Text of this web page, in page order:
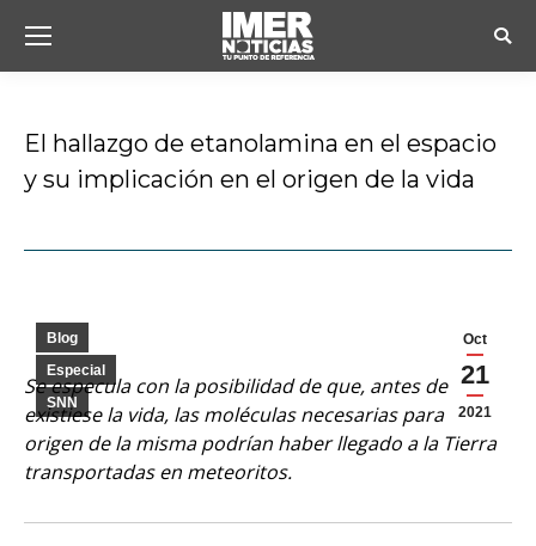
El hallazgo de etanolamina en el espacio
y su implicación en el origen de la vida
Oct
21
2021
Blog
Especial
SNN
Se especula con la posibilidad de que, antes de que
existiese la vida, las moléculas necesarias para el
origen de la misma podrían haber llegado a la Tierra
transportadas en meteoritos.